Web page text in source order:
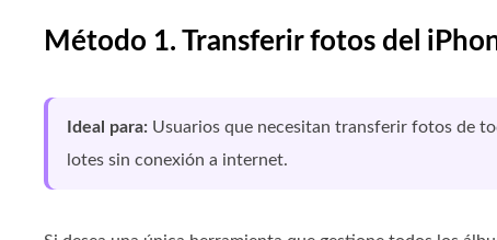
Método 1. Transferir fotos del
Ideal para: Usuarios que necesitan transferir fotos de
lotes sin conexión a internet.